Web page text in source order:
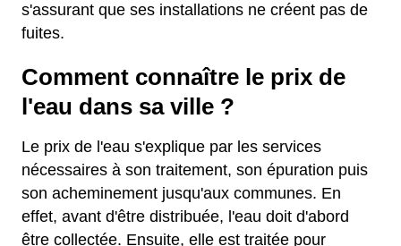
s'assurant que ses installations ne créent pas de
fuites.
Comment connaître le prix de
l'eau dans sa ville ?
Le prix de l'eau s'explique par les services
nécessaires à son traitement, son épuration puis
son acheminement jusqu'aux communes. En
effet, avant d'être distribuée, l'eau doit d'abord
être collectée. Ensuite, elle est traitée pour